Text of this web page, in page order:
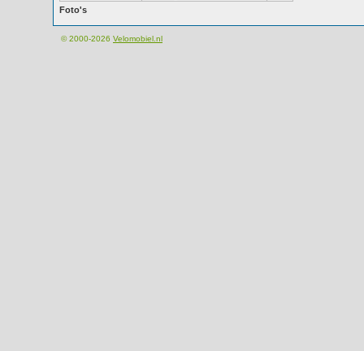
Foto's
© 2000-2026 Velomobiel.nl